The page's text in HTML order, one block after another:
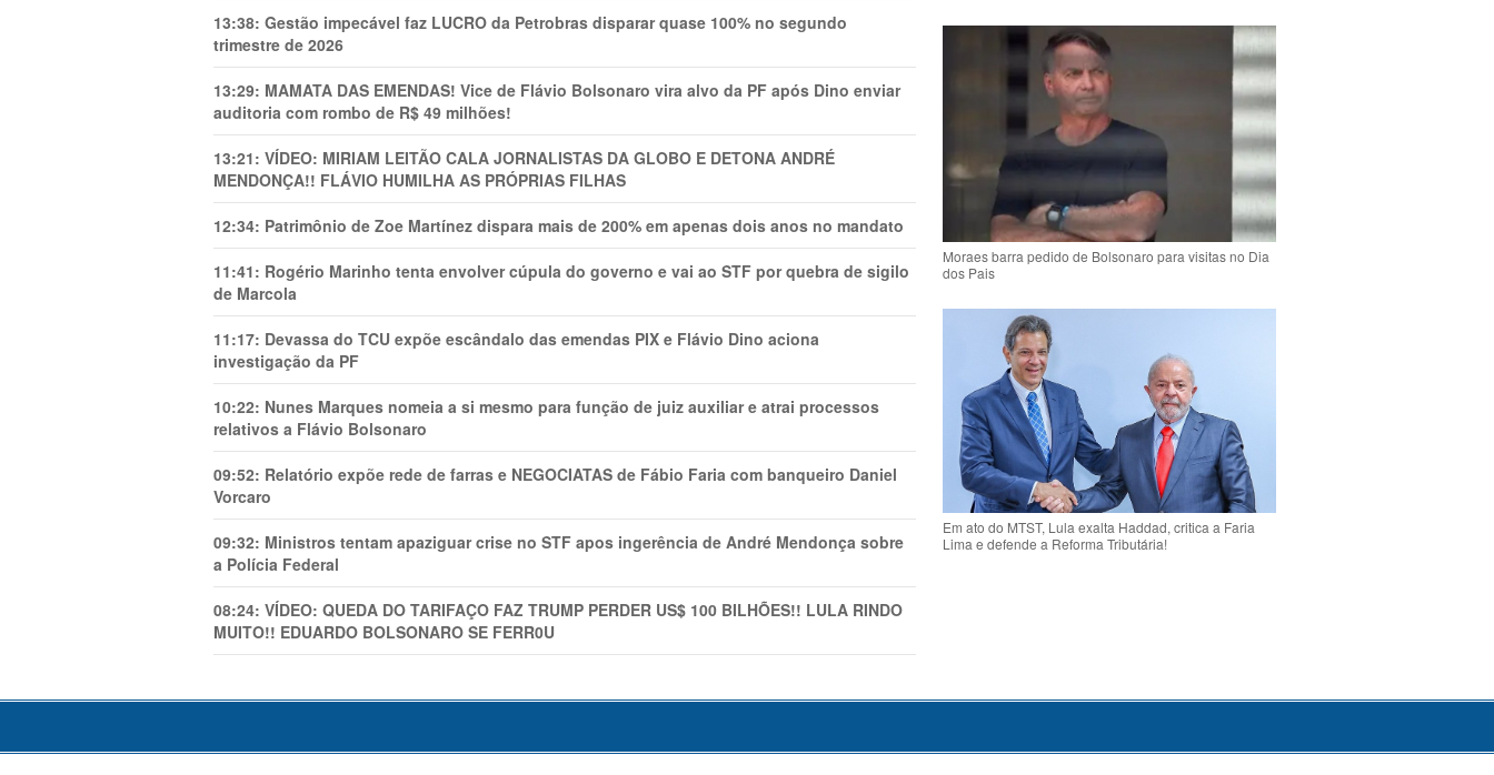
13:38: Gestão impecável faz LUCRO da Petrobras disparar quase 100% no segundo
trimestre de 2026
13:29: MAMATA DAS EMENDAS! Vice de Flávio Bolsonaro vira alvo da PF após Dino enviar
auditoria com rombo de R$ 49 milhões!
13:21: VÍDEO: MIRIAM LEITÃO CALA JORNALISTAS DA GLOBO E DETONA ANDRÉ
MENDONÇA!! FLÁVIO HUMILHA AS PRÓPRIAS FILHAS
12:34: Patrimônio de Zoe Martínez dispara mais de 200% em apenas dois anos no mandato
11:41: Rogério Marinho tenta envolver cúpula do governo e vai ao STF por quebra de sigilo
de Marcola
11:17: Devassa do TCU expõe escândalo das emendas PIX e Flávio Dino aciona
investigação da PF
10:22: Nunes Marques nomeia a si mesmo para função de juiz auxiliar e atrai processos
relativos a Flávio Bolsonaro
09:52: Relatório expõe rede de farras e NEGOCIATAS de Fábio Faria com banqueiro Daniel
Vorcaro
09:32: Ministros tentam apaziguar crise no STF apos ingerência de André Mendonça sobre
a Polícia Federal
08:24: VÍDEO: QUEDA DO TARIFAÇO FAZ TRUMP PERDER US$ 100 BILHÕES!! LULA RINDO
MUITO!! EDUARDO BOLSONARO SE FERR0U
Moraes barra pedido de Bolsonaro para visitas no Dia
dos Pais
Em ato do MTST, Lula exalta Haddad, critica a Faria
Lima e defende a Reforma Tributária!